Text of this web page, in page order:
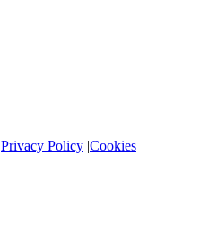
Privacy Policy Cookies